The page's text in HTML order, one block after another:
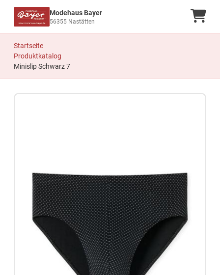
Modehaus Bayer
56355 Nastätten
Startseite
Produktkatalog
Minislip Schwarz 7